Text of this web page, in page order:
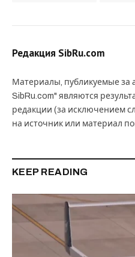
Редакция SibRu.com
Материалы, публикуемые за
SibRu.com" являются
редакции (за исключением
на источник или материал
KEEP READING